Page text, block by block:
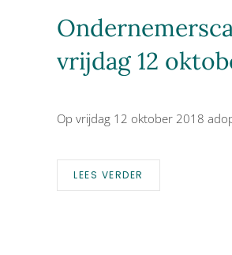
vrijdag 12
Op vrijdag 12 oktober 2018
LEES VERDER